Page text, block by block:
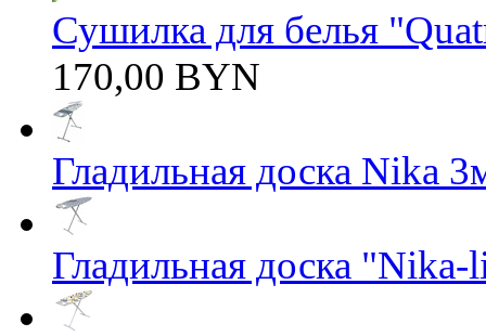
Сушилка для белья
170,00 BYN
Гладильная доска Nika
Гладильная доска